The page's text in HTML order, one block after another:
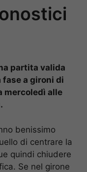
partita valida
fase a gironi di
mercoledì alle
benissimo
di centrare la
quindi chiudere
Se nel girone